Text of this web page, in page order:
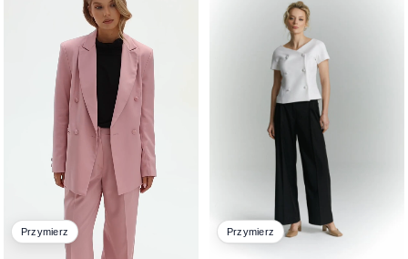
Przymierz Przymierz